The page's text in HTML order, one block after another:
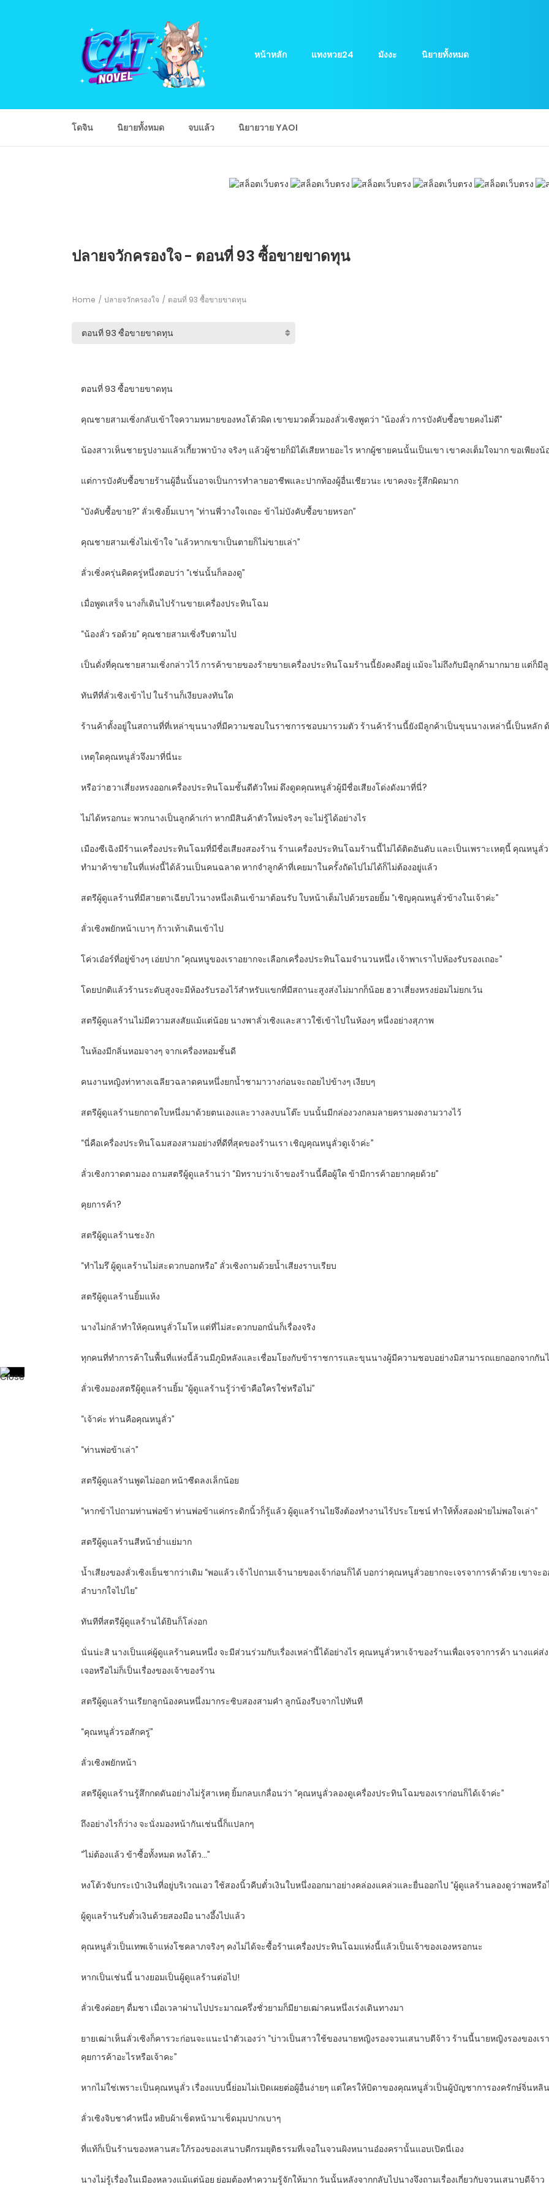
หน้าหลัก แทงหวย24 มังงะ นิยายทั้งหมด
โดจิน นิยายทั้งหมด จบแล้ว นิยายวาย YAOI
ปลายจวักครองใจ - ตอนที่ 93 ซื้อขายขาดทุน
Home ปลายจวักครองใจ ตอนที่ 93 ซื้อขายขาดทุน
ตอนที่ 93 ซื้อขายขาดทุน
คุณชายสามเซิ่งกลับเข้าใจความหมายของหงโต้วผิด เขาขมวดคิ้วมองลั่วเซิงพูดว่า “น้องลั่ว การบังคับซื้อขายคงไม่ดี”
น้องสาวเห็นชายรูปงามแล้วเกี้ยวพาบ้าง จริงๆ แล้วผู้ชายก็มิได้เสียหายอะไร หากผู้ชายคนนั้นเป็นเขา เขาคงเต็มใจมาก ขอเพียง
แต่การบังคับซื้อขายร้านผู้อื่นนั้นอาจเป็นการทำลายอาชีพและปากท้องผู้อื่นเชียวนะ เขาคงจะรู้สึกผิดมาก
“บังคับซื้อขาย?” ลั่วเซิงยิ้มเบาๆ “ท่านพี่วางใจเถอะ ข้าไม่บังคับซื้อขายหรอก”
คุณชายสามเซิ่งไม่เข้าใจ “แล้วหากเขาเป็นตายก็ไม่ขายเล่า”
ลั่วเซิ่งครุ่นคิดครู่หนึ่งตอบว่า “เช่นนั้นก็ลองดู”
เมื่อพูดเสร็จ นางก็เดินไปร้านขายเครื่องประทินโฉม
“น้องลั่ว รอด้วย” คุณชายสามเซิ่งรีบตามไป
เป็นดั่งที่คุณชายสามเซิ่งกล่าวไว้ การค้าขายของร้ายขายเครื่องประทินโฉมร้านนี้ยังคงดีอยู่ แม้จะไม่ถึงกับมีลูกค้ามากมาย แต่ก็
ทันทีที่ลั่วเซิงเข้าไป ในร้านก็เงียบลงทันใด
ร้านค้าตั้งอยู่ในสถานที่ที่เหล่าขุนนางที่มีความชอบในราชการชอบมารวมตัว ร้านค้าร้านนี้ยังมีลูกค้าเป็นขุนนางเหล่านี้เป็นหลัก
เหตุใดคุณหนูลั่วจึงมาที่นี่นะ
หรือว่าฮวาเสี่ยงหรงออกเครื่องประทินโฉมชั้นดีตัวใหม่ ดึงดูดคุณหนูลั่วผู้มีชื่อเสียงโด่งดังมาที่นี่?
ไม่ได้หรอกนะ พวกนางเป็นลูกค้าเก่า หากมีสินค้าตัวใหม่จริงๆ จะไม่รู้ได้อย่างไร
เมืองซีเฉิงมีร้านเครื่องประทินโฉมที่มีชื่อเสียงสองร้าน ร้านเครื่องประทินโฉมร้านนี้ไม่ได้ติดอันดับ และเป็นเพราะเหตุนี้ คุณหนูลั่
ทำมาค้าขายในที่แห่งนี้ได้ล้วนเป็นคนฉลาด หากจำลูกค้าที่เคยมาในครั้งถัดไปไม่ได้ก็ไม่ต้องอยู่แล้ว
สตรีผู้ดูแลร้านที่มีสายตาเฉียบไวนางหนึ่งเดินเข้ามาต้อนรับ ใบหน้าเต็มไปด้วยรอยยิ้ม “เชิญคุณหนูลั่วข้างในเจ้าค่ะ”
ลั่วเซิงพยักหน้าเบาๆ ก้าวเท้าเดินเข้าไป
โค่วเอ๋อร์ที่อยู่ข้างๆ เอ่ยปาก “คุณหนูของเราอยากจะเลือกเครื่องประทินโฉมจำนวนหนึ่ง เจ้าพาเราไปห้องรับรองเถอะ”
โดยปกติแล้วร้านระดับสูงจะมีห้องรับรองไว้สำหรับแขกที่มีสถานะสูงส่งไม่มากก็น้อย ฮวาเสี่ยงหรงย่อมไม่ยกเว้น
สตรีผู้ดูแลร้านไม่มีความสงสัยแม้แต่น้อย นางพาลั่วเซิงและสาวใช้เข้าไปในห้องๆ หนึ่งอย่างสุภาพ
ในห้องมีกลิ่นหอมจางๆ จากเครื่องหอมชั้นดี
คนงานหญิงท่าทางเฉลียวฉลาดคนหนึ่งยกน้ำชามาวางก่อนจะถอยไปข้างๆ เงียบๆ
สตรีผู้ดูแลร้านยกถาดใบหนึ่งมาด้วยตนเองและวางลงบนโต๊ะ บนนั้นมีกล่องวงกลมลายครามงดงามวางไว้
“นี่คือเครื่องประทินโฉมสองสามอย่างที่ดีที่สุดของร้านเรา เชิญคุณหนูลั่วดูเจ้าค่ะ”
ลั่วเซิงกวาดตามอง ถามสตรีผู้ดูแลร้านว่า “มิทราบว่าเจ้าของร้านนี้คือผู้ใด ข้ามีการค้าอยากคุยด้วย”
คุยการค้า?
สตรีผู้ดูแลร้านชะงัก
“ทำไมรึ ผู้ดูแลร้านไม่สะดวกบอกหรือ” ลั่วเซิงถามด้วยน้ำเสียงราบเรียบ
สตรีผู้ดูแลร้านยิ้มแห้ง
นางไม่กล้าทำให้คุณหนูลั่วโมโห แต่ที่ไม่สะดวกบอกนั่นก็เรื่องจริง
ทุกคนที่ทำการค้าในพื้นที่แห่งนี้ล้วนมีภูมิหลังและเชื่อมโยงกับข้าราชการและขุนนางผู้มีความชอบอย่างมิสามารถแยกออกจากกัน
ลั่วเซิงมองสตรีผู้ดูแลร้านยิ้ม “ผู้ดูแลร้านรู้ว่าข้าคือใครใช่หรือไม่”
“เจ้าค่ะ ท่านคือคุณหนูลั่ว”
“ท่านพ่อข้าเล่า”
สตรีผู้ดูแลร้านพูดไม่ออก หน้าซีดลงเล็กน้อย
“หากข้าไปถามท่านพ่อข้า ท่านพ่อข้าแค่กระดิกนิ้วก็รู้แล้ว ผู้ดูแลร้านไยจึงต้องทำงานไร้ประโยชน์ ทำให้ทั้งสองฝ่ายไม่พอใจเล่า”
สตรีผู้ดูแลร้านสีหน้าย่ำแย่มาก
น้ำเสียงของลั่วเซิงเย็นชากว่าเดิม “พอแล้ว เจ้าไปถามเจ้านายของเจ้าก่อนก็ได้ บอกว่าคุณหนูลั่วอยากจะเจรจาการค้าด้วย เขาจ
ลำบากใจไปไย”
ทันทีที่สตรีผู้ดูแลร้านได้ยินก็โล่งอก
นั่นน่ะสิ นางเป็นแค่ผู้ดูแลร้านคนหนึ่ง จะมีส่วนร่วมกับเรื่องเหล่านี้ได้อย่างไร คุณหนูลั่วหาเจ้าของร้านเพื่อเจรจาการค้า นางแค่ส่
เจอหรือไม่ก็เป็นเรื่องของเจ้าของร้าน
สตรีผู้ดูแลร้านเรียกลูกน้องคนหนึ่งมากระซิบสองสามคำ ลูกน้องรีบจากไปทันที
“คุณหนูลั่วรอสักครู่”
ลั่วเซิงพยักหน้า
สตรีผู้ดูแลร้านรู้สึกกดดันอย่างไม่รู้สาเหตุ ยิ้มกลบเกลื่อนว่า “คุณหนูลั่วลองดูเครื่องประทินโฉมของเราก่อนก็ได้เจ้าค่ะ”
ถึงอย่างไรก็ว่าง จะนั่งมองหน้ากันเช่นนี้ก็แปลกๆ
“ไม่ต้องแล้ว ข้าซื้อทั้งหมด หงโต้ว…”
หงโต้วจับกระเป๋าเงินที่อยู่บริเวณเอว ใช้สองนิ้วคีบตั๋วเงินใบหนึ่งออกมาอย่างคล่องแคล่วและยื่นออกไป “ผู้ดูแลร้านลองดูว่าพอหรือ
ผู้ดูแลร้านรับตั๋วเงินด้วยสองมือ นางอึ้งไปแล้ว
คุณหนูลั่วเป็นเทพเจ้าแห่งโชคลาภจริงๆ คงไม่ได้จะซื้อร้านเครื่องประทินโฉมแห่งนี้แล้วเป็นเจ้าของเองหรอกนะ
หากเป็นเช่นนี้ นางยอมเป็นผู้ดูแลร้านต่อไป!
ลั่วเซิงค่อยๆ ดื่มชา เมื่อเวลาผ่านไปประมาณครึ่งชั่วยามก็มียายเฒ่าคนหนึ่งเร่งเดินทางมา
ยายเฒ่าเห็นลั่วเซิงก็คารวะก่อนจะแนะนำตัวเองว่า “บ่าวเป็นสาวใช้ของนายหญิงรองจวนเสนาบดีจ้าว ร้านนี้นายหญิงรองของ
คุยการค้าอะไรหรือเจ้าคะ”
หากไม่ใช่เพราะเป็นคุณหนูลั่ว เรื่องแบบนี้ย่อมไม่เปิดเผยต่อผู้อื่นง่ายๆ แต่ใครให้บิดาของคุณหนูลั่วเป็นผู้บัญชาการองครักษ์จิ่นหลิ
ลั่วเซิงจิบชาคำหนึ่ง หยิบผ้าเช็ดหน้ามาเช็ดมุมปากเบาๆ
ที่แท้ก็เป็นร้านของหลานสะใภ้รองของเสนาบดีกรมยุติธรรมที่เจอในจวนผิงหนานอ๋องครานั้นแอบเปิดนี่เอง
นางไม่รู้เรื่องในเมืองหลวงแม้แต่น้อย ย่อมต้องทำความรู้จักให้มาก วันนั้นหลังจากกลับไปนางจึงถามเรื่องเกี่ยวกับจวนเสนาบดีจ้าว